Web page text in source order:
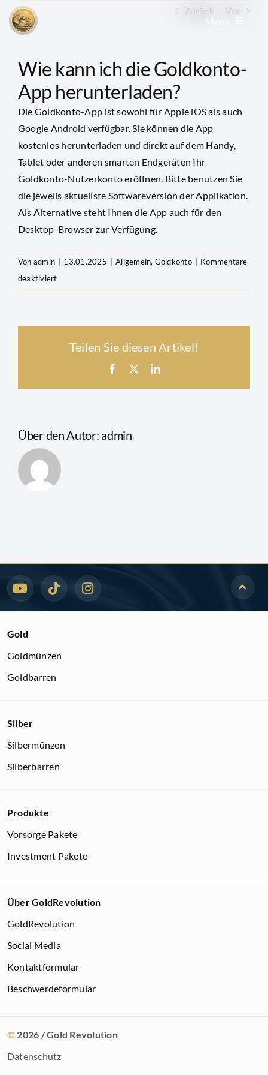
Zum
Inhalt
Menu
Edelmetall kaufen
Edelmetall verkaufen
Goldkonto
GoldRevolution
News & Beiträge
Zurück Vor
Wie kann ich die Goldkonto-
App herunterladen?
Die Goldkonto-App ist sowohl für Apple iOS als auch
Google Android verfügbar. Sie können die App
kostenlos herunterladen und direkt auf dem Handy,
Tablet oder anderen smarten Endgeräten Ihr
Goldkonto-Nutzerkonto eröffnen. Bitte benutzen Sie
die jeweils aktuellste Softwareversion der Applikation.
Als Alternative steht Ihnen die App auch für den
Desktop-Browser zur Verfügung.
Von admin 13.01.2025 Allgemein, Goldkonto
Kommentare
deaktiviertfür
ich
Teilen Sie diesen Artikel!
Facebook LinkedIn
Über den Autor: admin
Gold
Goldmünzen
Goldbarren
Silber
Silbermünzen
Silberbarren
Produkte
Vorsorge Pakete
Investment Pakete
Über GoldRevolution
GoldRevolution
Social Media
Kontaktformular
Beschwerdeformular
© 2026 / Gold Revolution
Datenschutz